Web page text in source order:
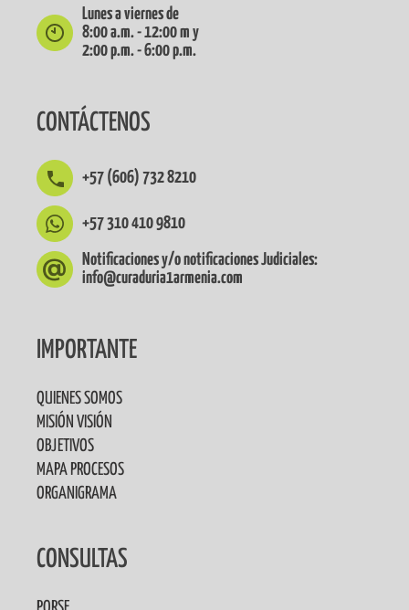
Lunes a viernes de
8:00 a.m. - 12:00 m y
2:00 p.m. - 6:00 p.m.
CONTÁCTENOS
+57 (606) 732 8210
+57 310 410 9810
Notificaciones y/o notificaciones Judiciales:
info@curaduria1armenia.com
IMPORTANTE
QUIENES SOMOS
MISIÓN VISIÓN
OBJETIVOS
MAPA PROCESOS
ORGANIGRAMA
CONSULTAS